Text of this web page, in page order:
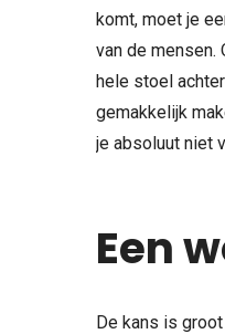
komt, moet je
van de mensen.
hele stoel
gemakkelijk
je absoluut niet
Een
De kans is